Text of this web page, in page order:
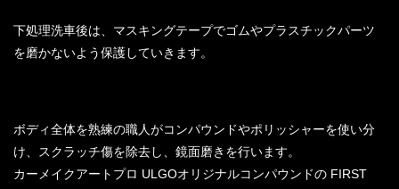
下処理洗車後は、マスキングテープでゴムやプラスチックパーツ
を磨かないよう保護していきます。
ボディ全体を熟練の職人がコンパウンドやポリッシャーを使い分
け、スクラッチ傷を除去し、鏡面磨きを行います。
カーメイクアートプロ ULGOオリジナルコンパウンドの FIRST